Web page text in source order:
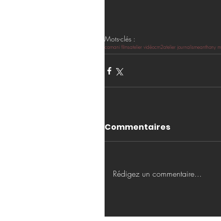
Mots-clés :
camani filmsatelier vidéocm2atelier journalismeanthony
Commentaires
Rédigez un commentaire...